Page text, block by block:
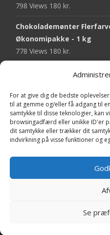
For at give dig de bedste
til at gemme og/eller få adgang til
samtykke til disse teknologier, kan
browsingadfærd eller unikke ID'er
dit samtykke eller trækker dit
indvirkning på visse funktioner og
Se
798 Views 180 kr.
Chokolademønter
Økonomipakke - 1 kg
778 Views 180 kr.
Malaco Stjerner Lakrids -
Pringles Hot & Spicy - 165
751 Views40 kr.
Fini Krudttønder
, Theme